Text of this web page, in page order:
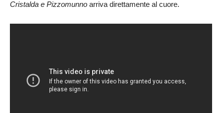
Cristalda e Pizzomunno arriva direttamente al cuore.